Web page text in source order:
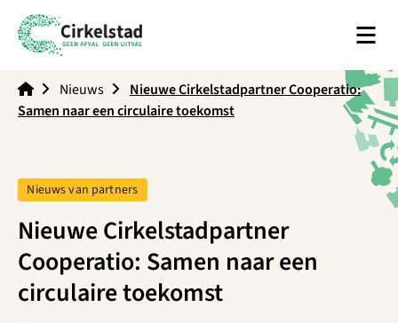
Menu
Nieuws
Nieuwe Cirkelstadpartner Cooperatio:
Samen naar een circulaire toekomst
Nieuwe Cirkelstadpartner
Cooperatio: Samen naar een
circulaire toekomst
Tag:
Nieuws van partners